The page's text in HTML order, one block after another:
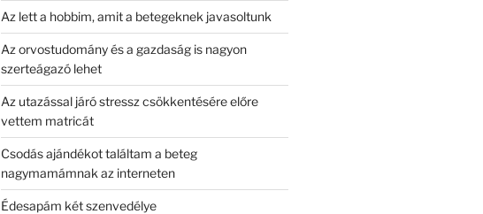
Az lett a hobbim, amit a betegeknek javasoltunk
Az orvostudomány és a gazdaság is nagyon
szerteágazó lehet
Az utazással járó stressz csökkentésére előre
vettem matricát
Csodás ajándékot találtam a beteg
nagymamámnak az interneten
Édesapám két szenvedélye